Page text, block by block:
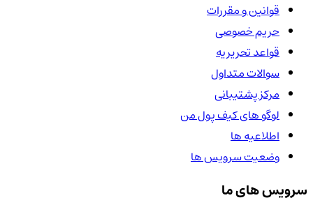
قوانین و مقررات
حریم خصوصی
قواعد تحریریه
سوالات متداول
مرکز پشتیبانی
لوگو های کیف پول من
اطلاعیه ها
وضعیت سرویس ها
سرویس های ما